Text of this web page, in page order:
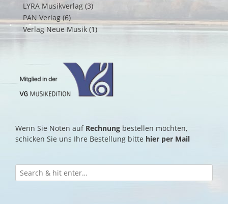
LYRA Musikverlag (3)
PAN Verlag (6)
Verlag Neue Musik (1)
Wenn Sie Noten auf Rechnung bestellen möchten,
schicken Sie uns Ihre Bestellung bitte hier per Mail